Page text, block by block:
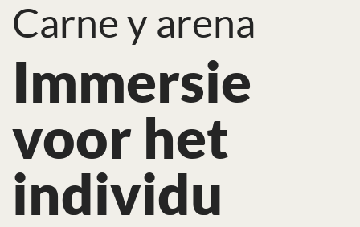
Carne y arena
Immersie
voor het
individu